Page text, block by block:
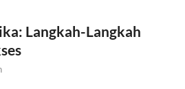
Langkah-Langkah